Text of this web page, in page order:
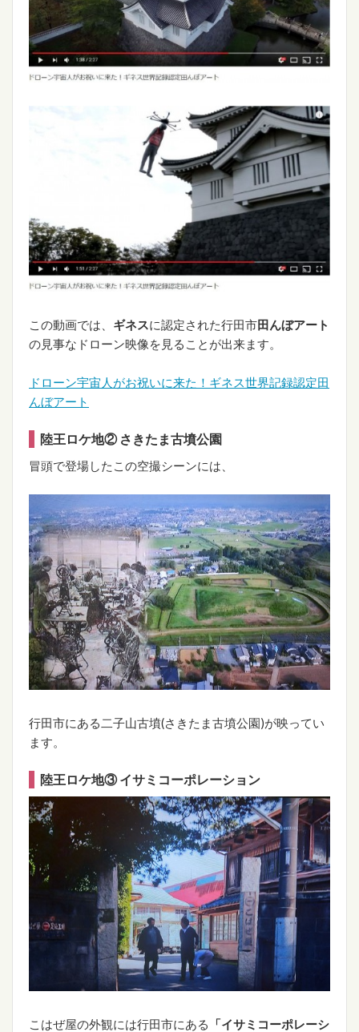
この動画では、 ギネスに認定された行田市田んぼアート
の見事なドローン映像を見ることが出来ます。
ドローン宇宙人がお祝いに来た！ギネス世界記録認定田
んぼアート
陸王ロケ地② さきたま古墳公園
冒頭で登場したこの空撮シーンには、
行田市にある二子山古墳(さきたま古墳公園)が映ってい
ます。
陸王ロケ地③ イサミコーポレーション
こはぜ屋の外観には行田市にある
「イサミコーポレーシ